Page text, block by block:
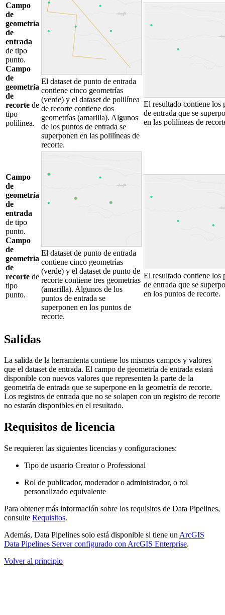
Campo
de
geometría
de
entrada
de tipo
punto.
Campo
de
geometría
de
recorte de
tipo
polilínea.
El dataset de punto de entrada
contiene cinco geometrías
(verde) y el dataset de polilínea
de recorte contiene dos
geometrías (amarilla). Algunos
de los puntos de entrada se
superponen en las polilíneas de
recorte.
El resultado contiene los
de entrada que se
en las polilíneas de
Campo
de
geometría
de
entrada
de tipo
punto.
Campo
de
geometría
de
recorte de
tipo
punto.
El dataset de punto de entrada
contiene cinco geometrías
(verde) y el dataset de punto de
recorte contiene tres geometrías
(amarilla). Algunos de los
puntos de entrada se
superponen en los puntos de
recorte.
El resultado contiene los
de entrada que se
en los puntos de recorte.
Salidas
La salida de la herramienta contiene los mismos campos y valores
que el dataset de entrada. El campo de geometría de entrada estará
disponible con nuevos valores que representen la parte de la
geometría de entrada que se superpone en la geometría de recorte.
Los registros de entrada que no se solapen con un registro de recorte
no estarán disponibles en el resultado.
Requisitos de licencia
Se requieren las siguientes licencias y configuraciones:
Tipo de usuario Creator o Professional
Rol de publicador, moderador o administrador, o rol
personalizado equivalente
Para obtener más información sobre los requisitos de Data Pipelines,
consulte Requisitos.
Además, Data Pipelines solo está disponible si tiene un ArcGIS
Data Pipelines Server configurado con ArcGIS Enterprise.
Volver al principio